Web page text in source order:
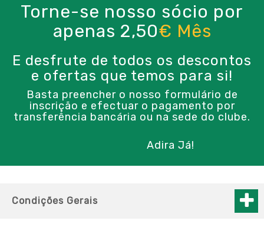
Torne-se nosso sócio por
apenas 2,50€ Mês
E desfrute de todos os descontos
e ofertas que temos para si!
Basta preencher o nosso formulário de
inscrição e efectuar o pagamento por
transferência bancária ou na sede do clube.
Adira Já!
Condições Gerais